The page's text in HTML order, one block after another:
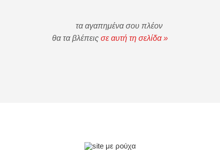
τα αγαπημένα σου πλέον
θα τα βλέπεις σε αυτή τη σελίδα »